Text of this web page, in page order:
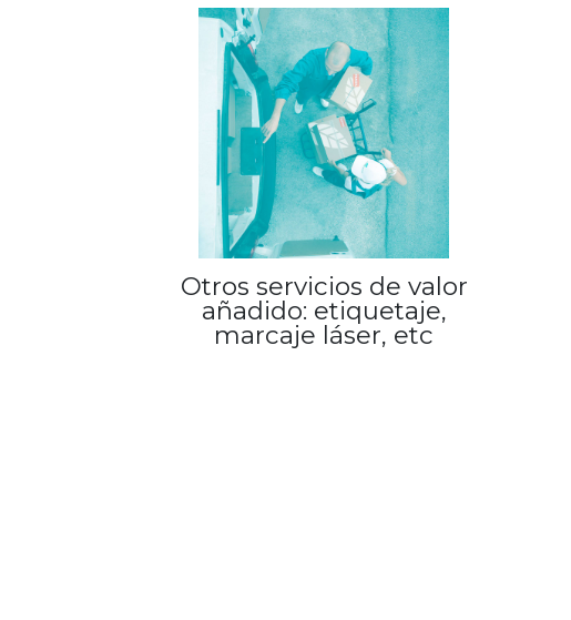
Otros servicios de valor
añadido: etiquetaje,
marcaje láser, etc